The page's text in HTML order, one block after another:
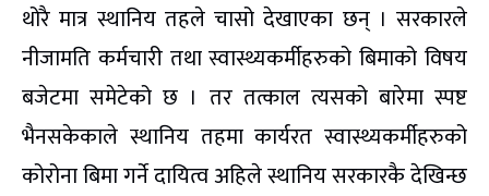
थोरै मात्र स्थानिय तहले चासो देखाएका छन् । सरकारले
नीजामति कर्मचारी तथा स्वास्थ्यकर्मीहरुको बिमाको विषय
बजेटमा समेटेको छ । तर तत्काल त्यसको बारेमा स्पष्ट
भैनसकेकाले स्थानिय तहमा कार्यरत स्वास्थ्यकर्मीहरुको
कोरोना बिमा गर्ने दायित्व अहिले स्थानिय सरकारकै देखिन्छ